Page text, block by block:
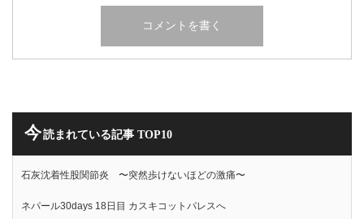
今読まれている記事 TOP10
石灰沈着性股関節炎 〜突然歩けないほどの激痛〜
ネパール30days 18日目 カスキコットパレスへ